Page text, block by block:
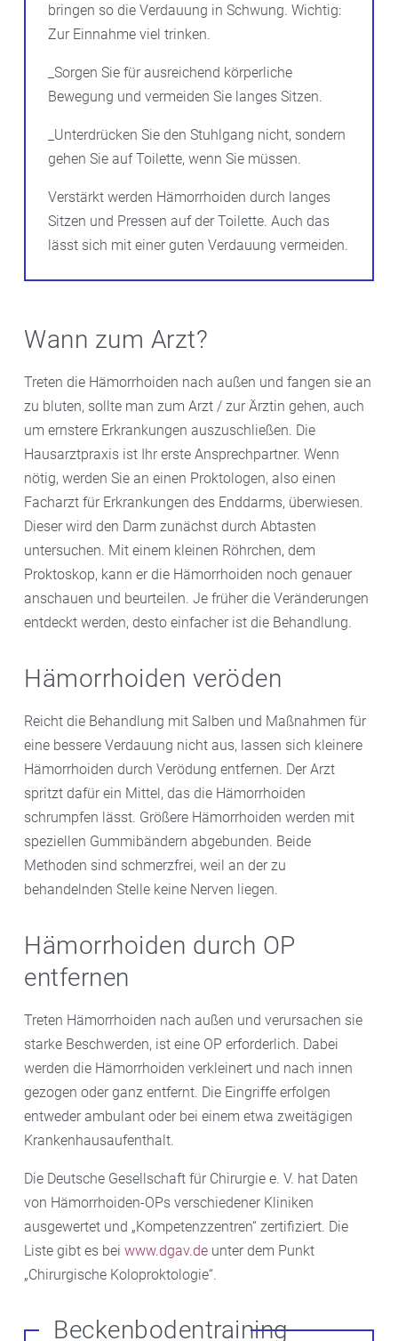
bringen so die Verdauung in Schwung. Wichtig:
Zur Einnahme viel trinken.
_Sorgen Sie für ausreichend körperliche
Bewegung und vermeiden Sie langes Sitzen.
_Unterdrücken Sie den Stuhlgang nicht, sondern
gehen Sie auf Toilette, wenn Sie müssen.
Verstärkt werden Hämorrhoiden durch langes
Sitzen und Pressen auf der Toilette. Auch das
lässt sich mit einer guten Verdauung vermeiden.
Wann zum Arzt?
Treten die Hämorrhoiden nach außen und fangen sie an
zu bluten, sollte man zum Arzt / zur Ärztin gehen, auch
um ernstere Erkrankungen auszuschließen. Die
Hausarztpraxis ist Ihr erste Ansprechpartner. Wenn
nötig, werden Sie an einen Proktologen, also einen
Facharzt für Erkrankungen des Enddarms, überwiesen.
Dieser wird den Darm zunächst durch Abtasten
untersuchen. Mit einem kleinen Röhrchen, dem
Proktoskop, kann er die Hämorrhoiden noch genauer
anschauen und beurteilen. Je früher die Veränderungen
entdeckt werden, desto einfacher ist die Behandlung.
Hämorrhoiden veröden
Reicht die Behandlung mit Salben und Maßnahmen für
eine bessere Verdauung nicht aus, lassen sich kleinere
Hämorrhoiden durch Verödung entfernen. Der Arzt
spritzt dafür ein Mittel, das die Hämorrhoiden
schrumpfen lässt. Größere Hämorrhoiden werden mit
speziellen Gummibändern abgebunden. Beide
Methoden sind schmerzfrei, weil an der zu
behandelnden Stelle keine Nerven liegen.
Hämorrhoiden durch OP
entfernen
Treten Hämorrhoiden nach außen und verursachen sie
starke Beschwerden, ist eine OP erforderlich. Dabei
werden die Hämorrhoiden verkleinert und nach innen
gezogen oder ganz entfernt. Die Eingriffe erfolgen
entweder ambulant oder bei einem etwa zweitägigen
Krankenhausaufenthalt.
Die Deutsche Gesellschaft für Chirurgie e. V. hat Daten
von Hämorrhoiden-OPs verschiedener Kliniken
ausgewertet und „Kompetenzzentren“ zertifiziert. Die
Liste gibt es bei www.dgav.de unter dem Punkt
„Chirurgische Koloproktologie“.
Beckenbodentraining